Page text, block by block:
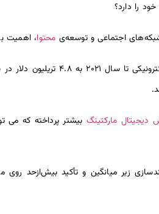
را دارد؟
اجتماعی و توسعه‌ی محتوا، اهمیت
پیش‌بینی می‌شود فروش
دیجیتال مارکتینگ بیشتر پرداخته که می